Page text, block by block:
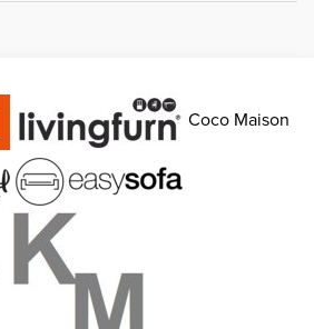
Coco Maison